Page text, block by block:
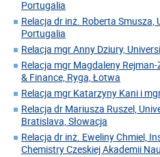
Portugalia
Relacja dr inż. Roberta Smusza,
Portugalia
Relacja mgr Anny Dziury,
Relacja mgr Magdaleny
& Finance, Ryga, Łotwa
Relacja mgr Katarzyny Kani i
Relacja dr Mariusza Ruszel,
Bratislava, Słowacja
Relacja dr inż. Eweliny Chmiel,
Chemistry Czeskiej Akademii